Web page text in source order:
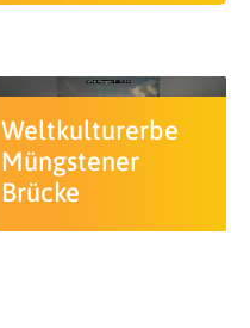
Weltkulturerbe
Müngstener
Brücke